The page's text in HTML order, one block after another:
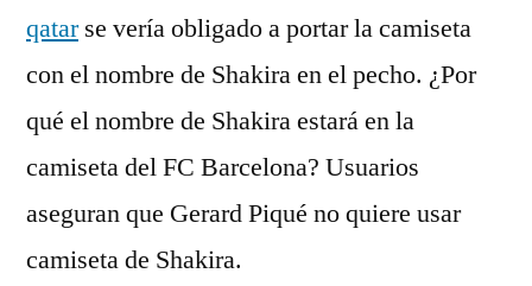
qatarse vería obligado a portar la camiseta
con el nombre de Shakira en el pecho. ¿Por
qué el nombre de Shakira estará en la
camiseta del FC Barcelona? Usuarios
aseguran que Gerard Piqué no quiere usar
camiseta de Shakira.